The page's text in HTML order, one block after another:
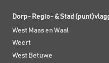
Dorp- Regio- & Stad
West Maas en Waal
Weert
West Betuwe